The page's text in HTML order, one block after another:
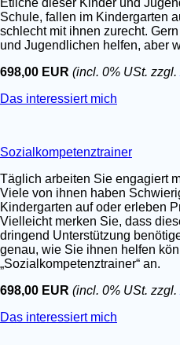
Etliche dieser Kinder und
Schule, fallen im Kindergarten
schlecht mit ihnen zurecht.
und Jugendlichen helfen, aber
698,00 EUR (incl. 0% USt. zzgl.
Das interessiert mich
Sozialkompetenztrainer
Täglich arbeiten Sie engagiert
Viele von ihnen haben
Kindergarten auf oder erleben
Vielleicht merken Sie, dass
dringend Unterstützung
genau, wie Sie ihnen helfen
„Sozialkompetenztrainer“ an.
698,00 EUR (incl. 0% USt. zzgl.
Das interessiert mich